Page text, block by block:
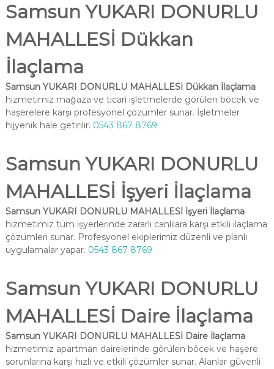
Samsun YUKARI DONURLU
MAHALLESİ Dükkan
İlaçlama
Samsun YUKARI DONURLU MAHALLESİ Dükkan İlaçlama
hizmetimiz mağaza ve ticari işletmelerde görülen böcek ve
haşerelere karşı profesyonel çözümler sunar. İşletmeler
hijyenik hale getirilir. 0543 867 8769
Samsun YUKARI DONURLU
MAHALLESİ İşyeri İlaçlama
Samsun YUKARI DONURLU MAHALLESİ İşyeri İlaçlama
hizmetimiz tüm işyerlerinde zararlı canlılara karşı etkili ilaçlama
çözümleri sunar. Profesyonel ekiplerimiz düzenli ve planlı
uygulamalar yapar. 0543 867 8769
Samsun YUKARI DONURLU
MAHALLESİ Daire İlaçlama
Samsun YUKARI DONURLU MAHALLESİ Daire İlaçlama
hizmetimiz apartman dairelerinde görülen böcek ve haşere
sorunlarına karşı hızlı ve etkili çözümler sunar. Alanlar güvenli